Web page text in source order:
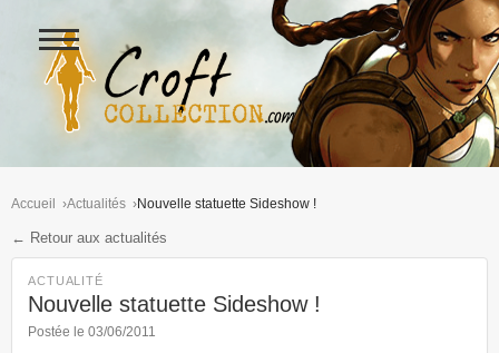
Figurines Lara Croft et
Ouvrir
le
menu
Accueil Actualités Nouvelle statuette Sideshow !
← Retour aux actualités
ACTUALITÉ
Nouvelle statuette Sideshow !
Postée le 03/06/2011